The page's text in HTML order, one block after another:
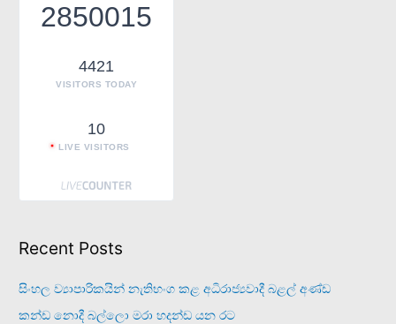
2850015
4421
VISITORS TODAY
10
LIVE VISITORS
Recent Posts
සිංහල ව්‍යාපාරිකයින් නැතිභංග කළ අධිරාජ්‍යවාදී බළල් අණ්ඩ
කන්ඩ නොදී බල්ලො මරා හදන්ඩ යන රට